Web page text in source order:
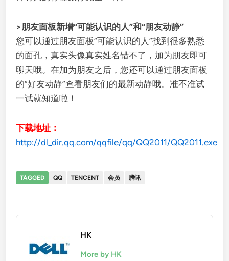
>朋友面板新增“可能认识的人”和“朋友动静”
您可以通过朋友面板“可能认识的人”找到很多熟悉
的面孔，真实头像真实姓名错不了，加为朋友即可
聊天哦。在加为朋友之后，您还可以通过朋友面板
的“好友动静”查看朋友们的最新动静哦。准不准试
一试就知道啦！
下载地址：
http://dl_dir.qq.com/qqfile/qq/QQ2011/QQ2011.exe
TAGGED QQ TENCENT 会员 腾讯
HK
More by HK